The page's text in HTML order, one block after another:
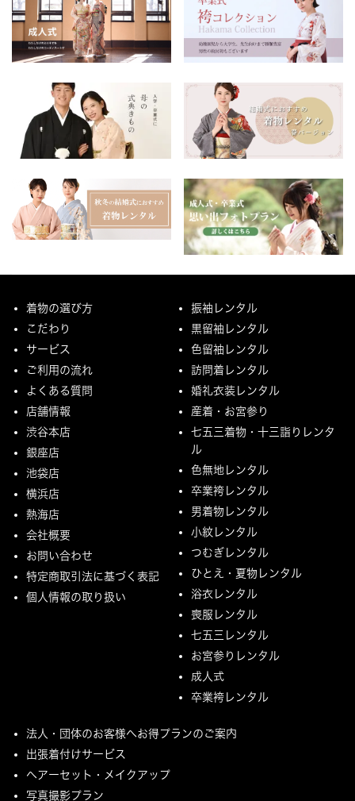
着物の選び方
こだわり
サービス
ご利用の流れ
よくある質問
店舗情報
渋谷本店
銀座店
池袋店
横浜店
熱海店
会社概要
お問い合わせ
特定商取引法に基づく表記
個人情報の取り扱い
振袖レンタル
黒留袖レンタル
色留袖レンタル
訪問着レンタル
婚礼衣装レンタル
産着・お宮参り
七五三着物・十三詣りレンタ
ル
色無地レンタル
卒業袴レンタル
男着物レンタル
小紋レンタル
つむぎレンタル
ひとえ・夏物レンタル
浴衣レンタル
喪服レンタル
七五三レンタル
お宮参りレンタル
成人式
卒業袴レンタル
法人・団体のお客様へお得プランのご案内
出張着付けサービス
ヘアーセット・メイクアップ
写真撮影プラン